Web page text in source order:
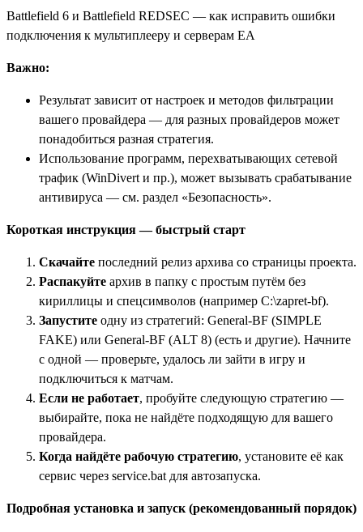
Battlefield 6 и Battlefield REDSEC — как исправить ошибки
подключения к мультиплееру и серверам EA
Важно:
Результат зависит от настроек и методов фильтрации
вашего провайдера — для разных провайдеров может
понадобиться разная стратегия.
Использование программ, перехватывающих сетевой
трафик (WinDivert и пр.), может вызывать срабатывание
антивируса — см. раздел «Безопасность».
Короткая инструкция — быстрый старт
Скачайте последний релиз архива со страницы проекта.
Распакуйте архив в папку с простым путём без
кириллицы и спецсимволов (например C:\zapret-bf).
Запустите одну из стратегий: General-BF (SIMPLE
FAKE) или General-BF (ALT 8) (есть и другие). Начните
с одной — проверьте, удалось ли зайти в игру и
подключиться к матчам.
Если не работает, пробуйте следующую стратегию —
выбирайте, пока не найдёте подходящую для вашего
провайдера.
Когда найдёте рабочую стратегию, установите её как
сервис через service.bat для автозапуска.
Подробная установка и запуск (рекомендованный порядок)